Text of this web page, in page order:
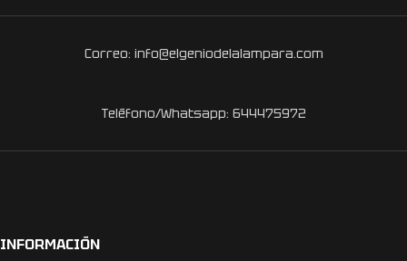
Correo: info@elgeniodelalampara.com
Teléfono/Whatsapp: 644475972
INFORMACIÓN